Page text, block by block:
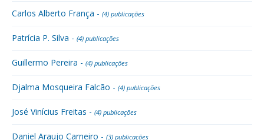
Carlos Alberto França - (4) publicações
Patrícia P. Silva - (4) publicações
Guillermo Pereira - (4) publicações
Djalma Mosqueira Falcão - (4) publicações
José Vinícius Freitas - (4) publicações
Daniel Araujo Carneiro - (3) publicações